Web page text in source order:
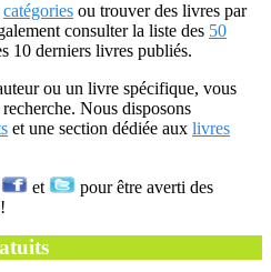
catégories ou trouver des livres par
consulter la liste des 50
10 derniers livres publiés.
ou un livre spécifique, vous
Nous disposons
et une section dédiée aux livres
et
pour être averti des